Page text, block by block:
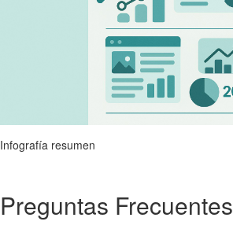
Infografía resumen
Preguntas Frecuentes